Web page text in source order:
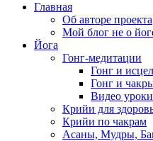
Главная
Об авторе проекта
Мой блог не о
Йога
Гонг-медитации
Гонг и
Гонг и
Видео уроки
Крийи для
Крийи по чакрам
Асаны, Мудры,